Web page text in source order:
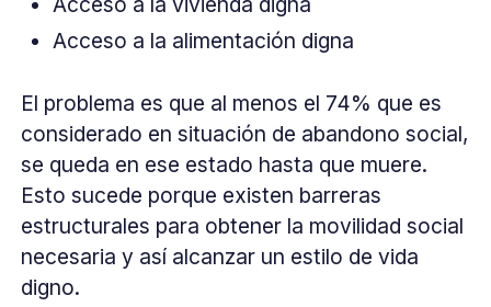
Acceso a la alimentación digna
El problema es que al menos el 74% que es
considerado en situación de abandono social,
se queda en ese estado hasta que muere.
Esto sucede porque existen barreras
estructurales para obtener la movilidad social
necesaria y así alcanzar un estilo de vida
digno.